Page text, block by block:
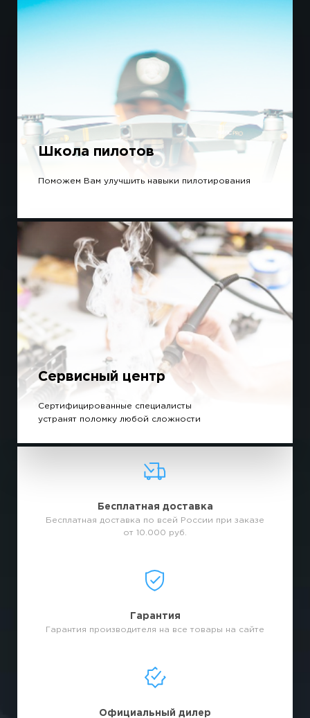
Школа пилотов
Поможем Вам улучшить навыки пилотирования
Сервисный центр
Сертифицированные специалисты
устранят поломку любой сложности
Бесплатная доставка
Бесплатная доставка по всей России при заказе
от 10.000 руб.
Гарантия
Гарантия производителя на все товары на сайте
Официальный дилер